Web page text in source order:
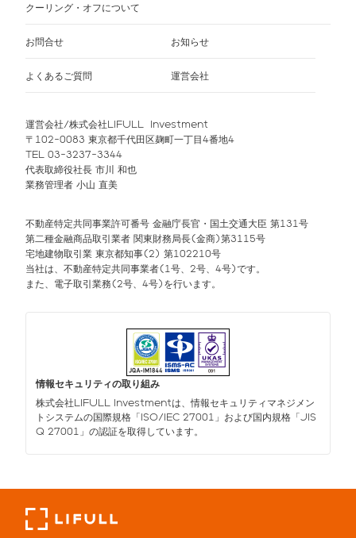
クーリング・オフについて
お問合せ お知らせ
よくあるご質問 運営会社
運営会社/株式会社LIFULL Investment
〒102-0083 東京都千代田区麹町一丁目4番地4
TEL 03-3237-3344
代表取締役社長 市川 和也
業務管理者 小山 直美
不動産特定共同事業許可番号 金融庁長官・国土交通大臣 第131号
第二種金融商品取引業者 関東財務局長(金商)第3115号
宅地建物取引業 東京都知事(2) 第102210号
当社は、不動産特定共同事業者(1号、2号、4号)です。
また、電子取引業務(2号、4号)を行います。
情報セキュリティの取り組み
株式会社LIFULL Investmentは、情報セキュリティマネジメン
トシステムの国際規格「ISO/IEC 27001」および国内規格「JIS
Q 27001」の認証を取得しています。